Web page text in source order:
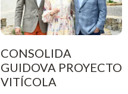
CONSOLIDA
GUIDOVA PROYECTO
VITÍCOLA